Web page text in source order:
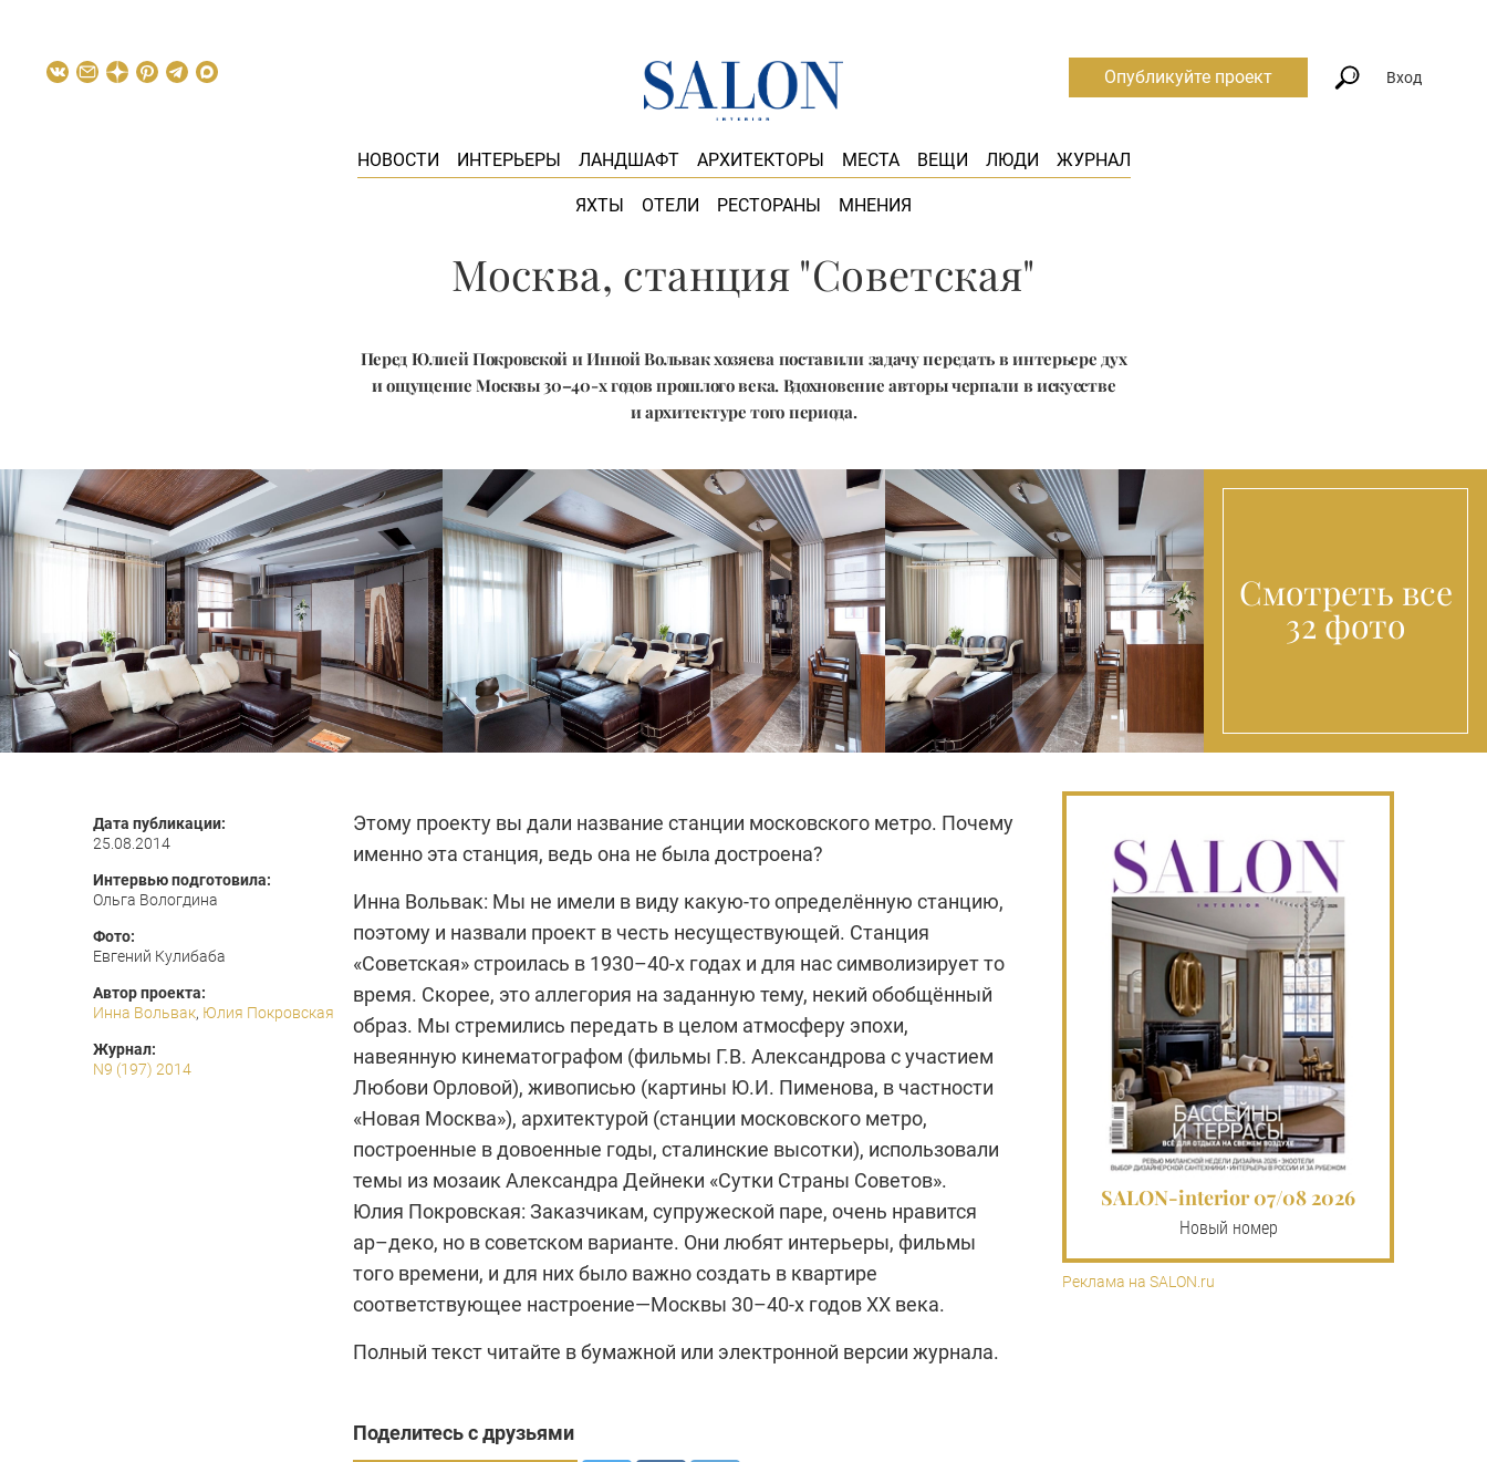
НОВОСТИ ИНТЕРЬЕРЫ ЛАНДШАФТ АРХИТЕКТОРЫ МЕСТА ВЕЩИ ЛЮДИ ЖУРНАЛ
ЯХТЫ ОТЕЛИ РЕСТОРАНЫ МНЕНИЯ
Опубликуйте проект Вход
Москва, станция "Советская"
Перед Юлией Покровской и Инной Вольвак хозяева поставили задачу передать в интерьере дух
и ощущение Москвы 30–40-х годов прошлого века. Вдохновение авторы черпали в искусстве
и архитектуре того периода.
Смотреть все
32 фото
Дата публикации:
25.08.2014
Интервью подготовила:
Ольга Вологдина
Фото:
Евгений Кулибаба
Автор проекта:
Инна Вольвак, Юлия Покровская
Журнал:
N9 (197) 2014
Этому проекту вы дали название станции московского метро. Почему
именно эта станция, ведь она не была достроена?
Инна Вольвак: Мы не имели в виду какую-то определённую станцию,
поэтому и назвали проект в честь несуществующей. Станция
«Советская» строилась в 1930–40-х годах и для нас символизирует то
время. Скорее, это аллегория на заданную тему, некий обобщённый
образ. Мы стремились передать в целом атмосферу эпохи,
навеянную кинематографом (фильмы Г.В. Александрова с участием
Любови Орловой), живописью (картины Ю.И. Пименова, в частности
«Новая Москва»), архитектурой (станции московского метро,
построенные в довоенные годы, сталинские высотки), использовали
темы из мозаик Александра Дейнеки «Сутки Страны Советов».
Юлия Покровская: Заказчикам, супружеской паре, очень нравится
ар–деко, но в советском варианте. Они любят интерьеры, фильмы
того времени, и для них было важно создать в квартире
соответствующее настроение—Москвы 30–40-х годов ХХ века.
Полный текст читайте в бумажной или электронной версии журнала.
Поделитесь с друзьями
SALON-interior 07/08 2026
Новый номер
Реклама на SALON.ru